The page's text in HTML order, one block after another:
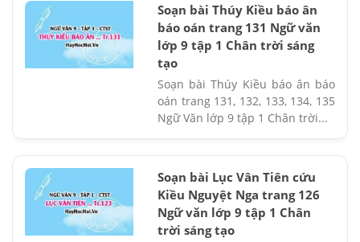
Soạn bài Thúy Kiều báo ân
báo oán trang 131 Ngữ văn
lớp 9 tập 1 Chân trời sáng
tạo
Soạn bài Thúy Kiều báo ân báo
oán trang 131, 132, 133, 134, 135
Ngữ Văn lớp 9 tập 1 Chân trời...
Soạn bài Lục Vân Tiên cứu
Kiều Nguyệt Nga trang 126
Ngữ văn lớp 9 tập 1 Chân
trời sáng tạo